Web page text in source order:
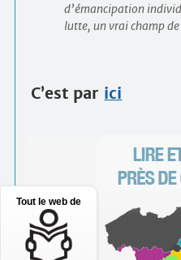
d’émancipation
lutte, un vrai champ
C’est par ici
Tout le web de